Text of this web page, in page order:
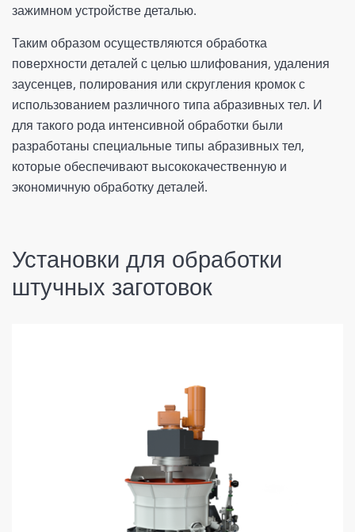
зажимном устройстве деталью.
Таким образом осуществляются обработка
поверхности деталей с целью шлифования, удаления
заусенцев, полирования или скругления кромок с
использованием различного типа абразивных тел. И
для такого рода интенсивной обработки были
разработаны специальные типы абразивных тел,
которые обеспечивают высококачественную и
экономичную обработку деталей.
Установки для обработки
штучных заготовок